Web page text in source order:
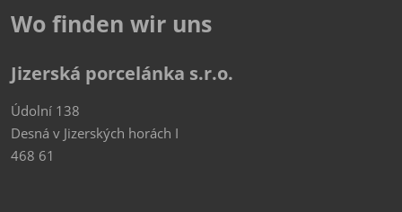
Wo finden wir uns
Jizerská porcelánka s.r.o.
Údolní 138
Desná v Jizerských horách I
468 61